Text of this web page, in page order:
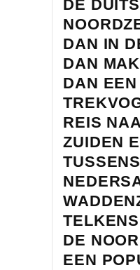
DE
DAN IN
DAN
DAN
REIS
ZUIDEN
DE
EEN